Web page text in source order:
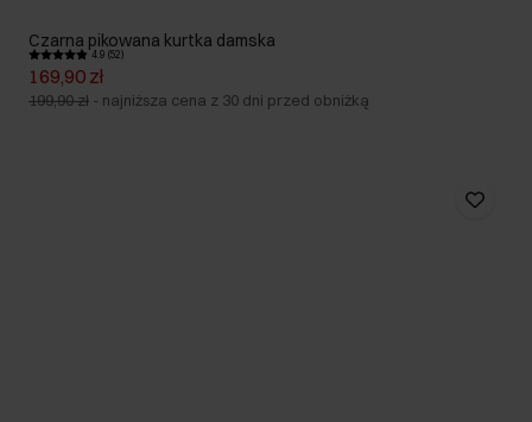
Czarna pikowana kurtka damska
4.9 (52)
169,90 zł
199,90 zł - najniższa cena z 30 dni przed obniżką